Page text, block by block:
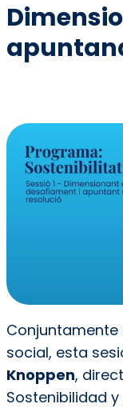
social, esta
Knoppen,
Sostenibilidad y